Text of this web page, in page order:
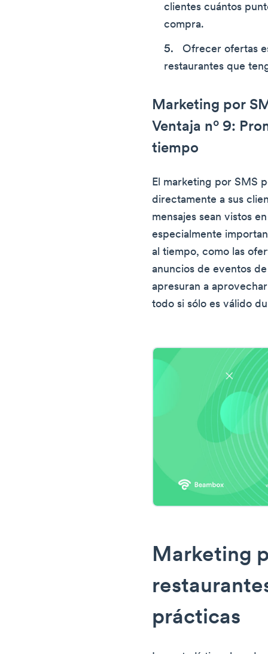
clientes cuántos
compra.
Ofrecer ofertas
restaurantes que
Marketing por
Ventaja nº 9:
tiempo
El marketing por SMS
directamente a sus
mensajes sean vistos
especialmente
al tiempo, como las
anuncios de eventos
apresuran a
todo si sólo es válido
Marketing
prácticas